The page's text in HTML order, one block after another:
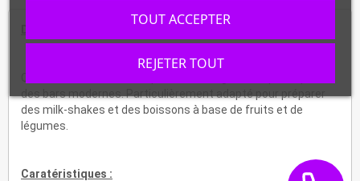
des bars modernes. Particulièrement adapté pour préparer
des milk-shakes et des boissons à base de fruits et de
légumes.
Caratéristiques :
REJETER TOUT
TOUT ACCEPTER